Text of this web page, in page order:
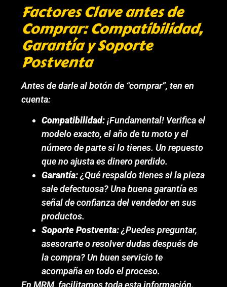
Factores Clave antes de
Comprar: Compatibilidad,
Garantía y Soporte
Postventa
Antes de darle al botón de “comprar”, ten en
cuenta:
Compatibilidad:¡Fundamental! Verifica el
modelo exacto, el año de tu moto y el
número de parte si lo tienes. Un repuesto
que no ajusta es dinero perdido.
Garantía:¿Qué respaldo tienes si la pieza
sale defectuosa? Una buena garantía es
señal de confianza del vendedor en sus
productos.
Soporte Postventa:¿Puedes preguntar,
asesorarte o resolver dudas después de
la compra? Un buen servicio te
acompaña en todo el proceso.
En MRM, facilitamos toda esta información.